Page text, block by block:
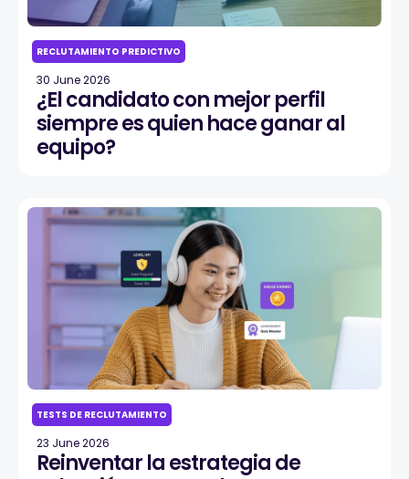
RECLUTAMIENTO PREDICTIVO
30 June 2026
¿El candidato con mejor perfil
siempre es quien hace ganar al
equipo?
TESTS DE RECLUTAMIENTO
23 June 2026
Reinventar la estrategia de